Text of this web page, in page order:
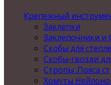
Крепежный
Заклепки
Заклепочники и
Скобы для
Скобы-гвозди
Стропы .Пояса
Хомуты